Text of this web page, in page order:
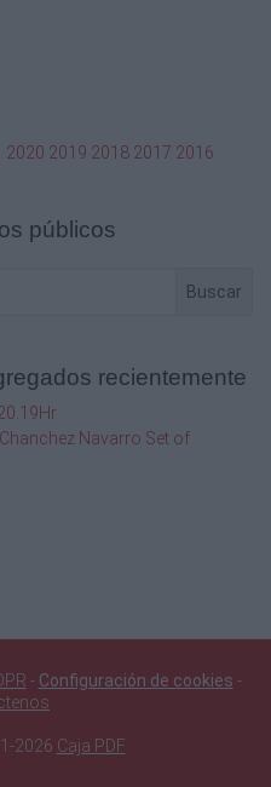
2020 2019 2018 2017 2016
públicos
Buscar
recientemente
Navarro Set of
- Configuración de cookies -
2026 Caja PDF